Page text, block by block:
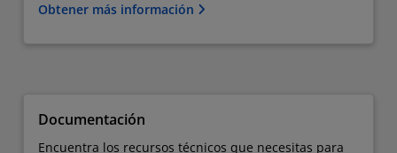
Obtener más información
Documentación
Encuentra los recursos técnicos que necesitas para